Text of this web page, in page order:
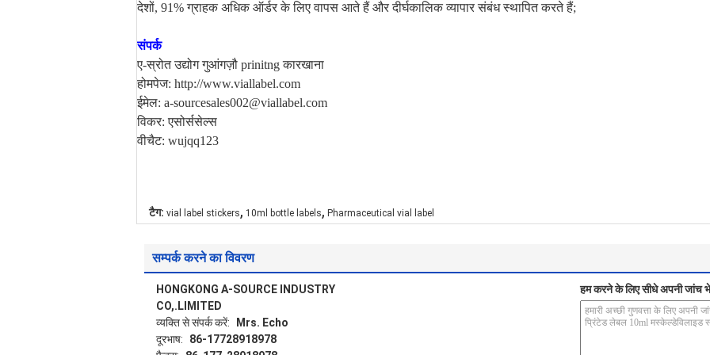
देशों, 91% ग्राहक अधिक ऑर्डर के लिए वापस आते हैं और दीर्घकालिक व्यापार संबंध स्थापित करते हैं;
संपर्क
ए-स्रोत उद्योग गुआंगज़ौ prinitng कारखाना
होमपेज: http://www.viallabel.com
ईमेल: a-sourcesales002@viallabel.com
विकर: एसोर्ससेल्स
वीचैट: wujqq123
टैग: vial label stickers, 10ml bottle labels, Pharmaceutical vial label
सम्पर्क करने का विवरण
HONGKONG A-SOURCE INDUSTRY
CO,.LIMITED
व्यक्ति से संपर्क करें:
Mrs. Echo
दूरभाष:
86-17728918978
हम करने के लिए सीधे अपनी जांच